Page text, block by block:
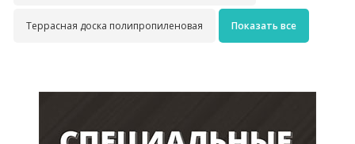
Террасная доска полипропиленовая Показать все